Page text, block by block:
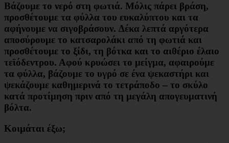
Βάζουμε το νερό στη φωτιά. Μόλις πάρει βράση,
προσθέτουμε τα φύλλα του ευκαλύπτου και τα
αφήνουμε να σιγοβράσουν. ∆έκα λεπτά αργότερα
αποσύρουμε το κατσαρολάκι από τη φωτιά και
προσθέτουμε το ξίδι, τη βότκα και το αιθέριο έλαιο
τεϊόδεντρου. Αφού κρυώσει το μείγμα, αφαιρούμε
τα φύλλα, βάζουμε το υγρό σε ένα ψεκαστήρι και
ψεκάζουμε καθημερινά το τετράποδο – το σκύλο
κατά προτίμηση πριν από τη μεγάλη απογευματινή
βόλτα.
Κοιμάται έξω;